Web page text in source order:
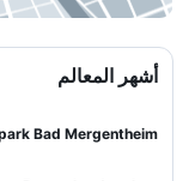
أشهر المعالم
Bad Mergentheim